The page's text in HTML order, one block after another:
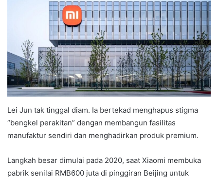
Lei Jun tak tinggal diam. Ia bertekad menghapus stigma
“bengkel perakitan” dengan membangun fasilitas
manufaktur sendiri dan menghadirkan produk premium.
Langkah besar dimulai pada 2020, saat Xiaomi membuka
pabrik senilai RMB600 juta di pinggiran Beijing untuk